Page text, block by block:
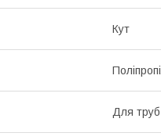
Кут
Для труб